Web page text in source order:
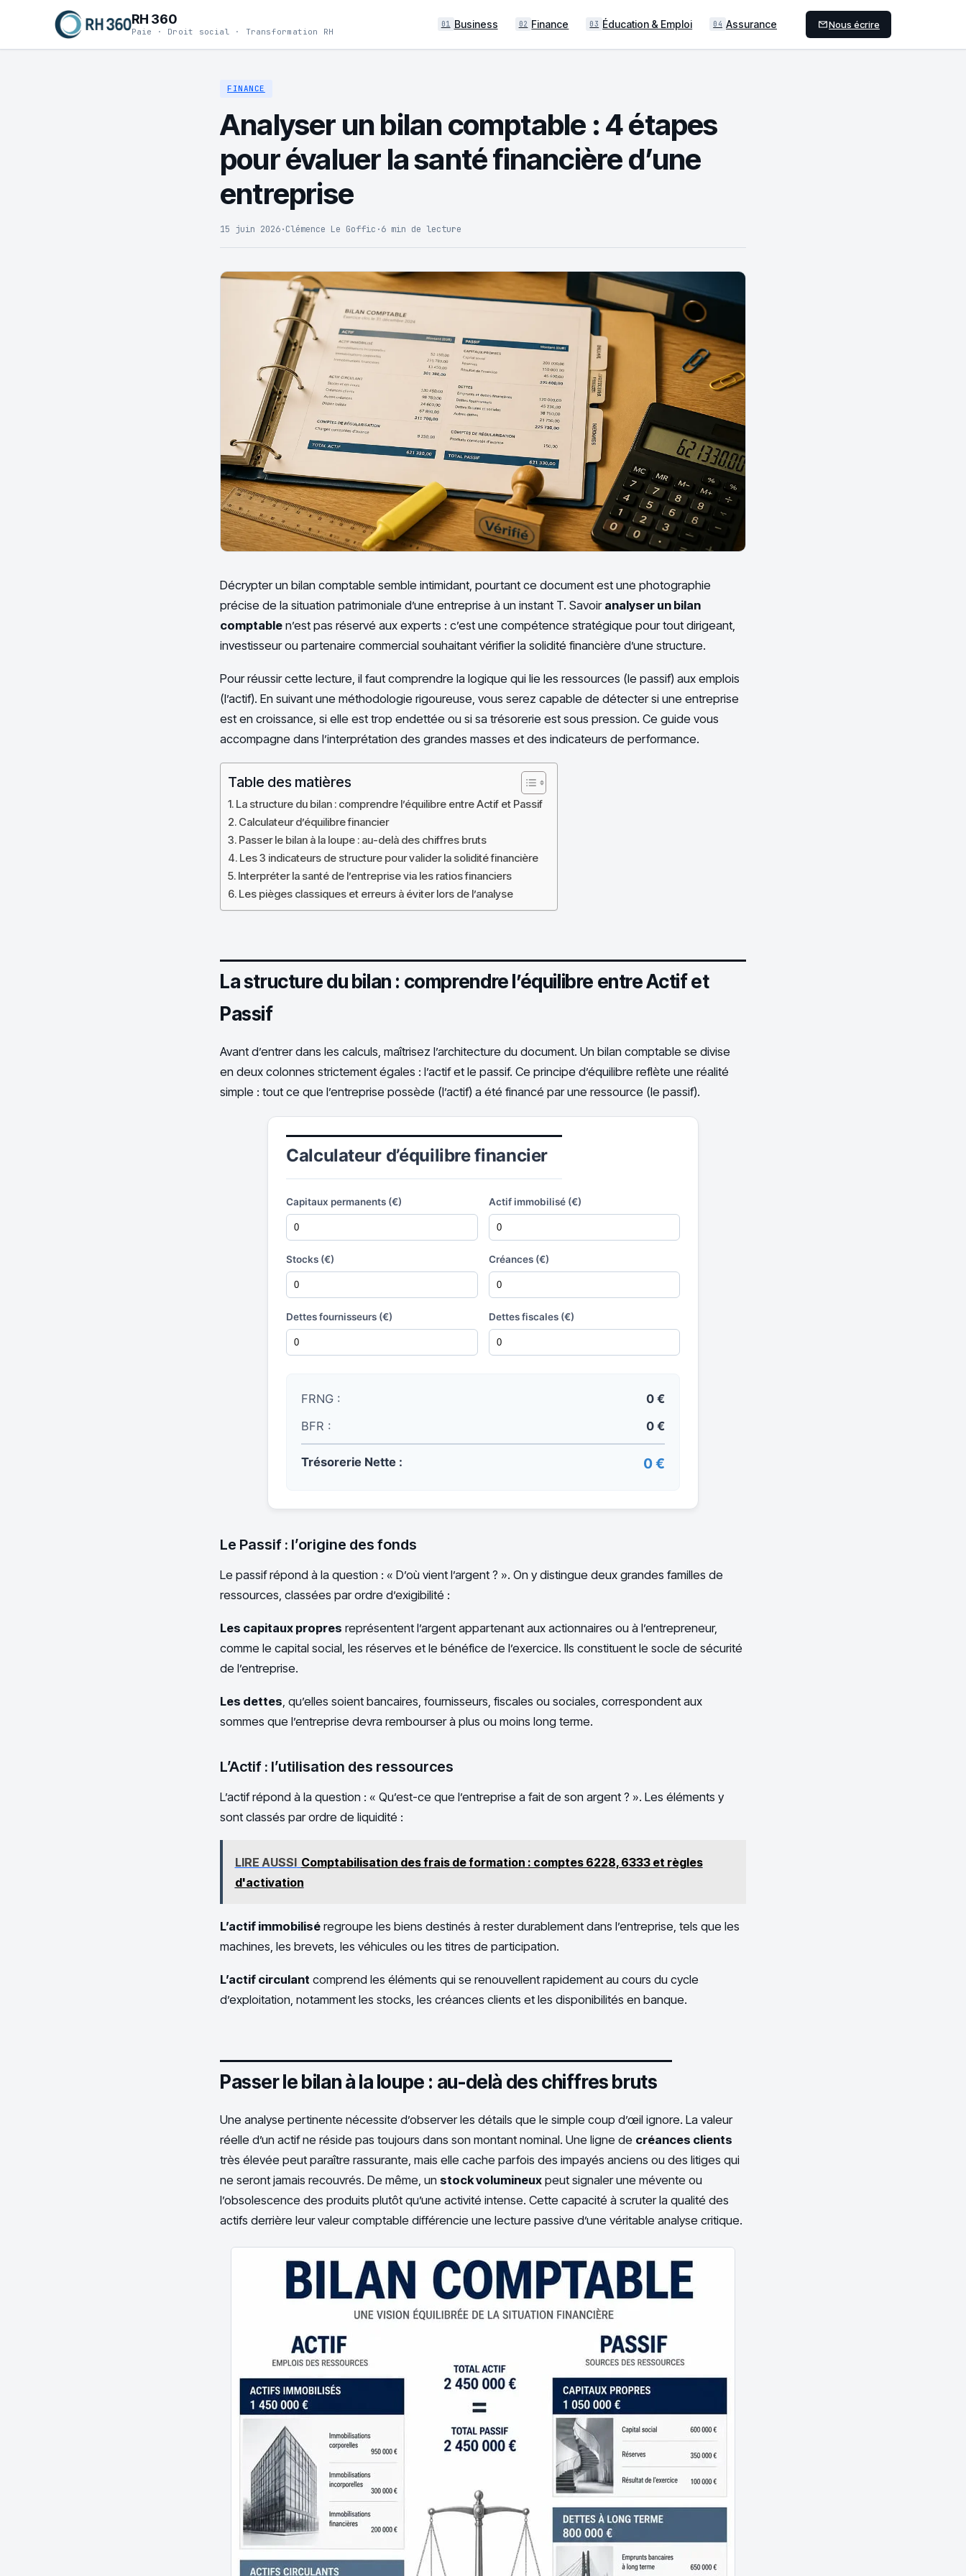
RH 360
Paie · Droit social · Transformation RH
01 Business 02 Finance 03 Éducation & Emploi 04 Assurance Nous écrire
FINANCE
Analyser un bilan comptable : 4 étapes
pour évaluer la santé financière d’une
entreprise
15 juin 2026·Clémence Le Goffic ·6 min de lecture
Décrypter un bilan comptable semble intimidant, pourtant ce document est une photographie
précise de la situation patrimoniale d’une entreprise à un instant T. Savoir analyser un bilan
comptable n’est pas réservé aux experts : c’est une compétence stratégique pour tout dirigeant,
investisseur ou partenaire commercial souhaitant vérifier la solidité financière d’une structure.
Pour réussir cette lecture, il faut comprendre la logique qui lie les ressources (le passif) aux emplois
(l’actif). En suivant une méthodologie rigoureuse, vous serez capable de détecter si une entreprise
est en croissance, si elle est trop endettée ou si sa trésorerie est sous pression. Ce guide vous
accompagne dans l’interprétation des grandes masses et des indicateurs de performance.
Table des matières
La structure du bilan : comprendre l’équilibre entre Actif et Passif
Calculateur d’équilibre financier
Passer le bilan à la loupe : au-delà des chiffres bruts
Les 3 indicateurs de structure pour valider la solidité financière
Interpréter la santé de l’entreprise via les ratios financiers
Les pièges classiques et erreurs à éviter lors de l’analyse
La structure du bilan : comprendre l’équilibre entre Actif et
Passif
Avant d’entrer dans les calculs, maîtrisez l’architecture du document. Un bilan comptable se divise
en deux colonnes strictement égales : l’actif et le passif. Ce principe d’équilibre reflète une réalité
simple : tout ce que l’entreprise possède (l’actif) a été financé par une ressource (le passif).
Calculateur d’équilibre financier
Capitaux permanents (€) Actif immobilisé (€)
Stocks (€) Créances (€)
Dettes fournisseurs (€) Dettes fiscales (€)
FRNG :
0 €
BFR :
0 €
Trésorerie Nette : 0 €
Le Passif : l’origine des fonds
Le passif répond à la question : « D’où vient l’argent ? ». On y distingue deux grandes familles de
ressources, classées par ordre d’exigibilité :
Les capitaux propres représentent l’argent appartenant aux actionnaires ou à l’entrepreneur,
comme le capital social, les réserves et le bénéfice de l’exercice. Ils constituent le socle de sécurité
de l’entreprise.
Les dettes , qu’elles soient bancaires, fournisseurs, fiscales ou sociales, correspondent aux
sommes que l’entreprise devra rembourser à plus ou moins long terme.
L’Actif : l’utilisation des ressources
L’actif répond à la question : « Qu’est-ce que l’entreprise a fait de son argent ? ». Les éléments y
sont classés par ordre de liquidité :
LIRE AUSSI Comptabilisation des frais de formation : comptes 6228, 6333 et règles
d'activation
L’actif immobilisé regroupe les biens destinés à rester durablement dans l’entreprise, tels que les
machines, les brevets, les véhicules ou les titres de participation.
L’actif circulant comprend les éléments qui se renouvellent rapidement au cours du cycle
d’exploitation, notamment les stocks, les créances clients et les disponibilités en banque.
Passer le bilan à la loupe : au-delà des chiffres bruts
Une analyse pertinente nécessite d’observer les détails que le simple coup d’œil ignore. La valeur
réelle d’un actif ne réside pas toujours dans son montant nominal. Une ligne de créances clients
très élevée peut paraître rassurante, mais elle cache parfois des impayés anciens ou des litiges qui
ne seront jamais recouvrés. De même, un stock volumineux peut signaler une mévente ou
l’obsolescence des produits plutôt qu’une activité intense. Cette capacité à scruter la qualité des
actifs derrière leur valeur comptable différencie une lecture passive d’une véritable analyse critique.